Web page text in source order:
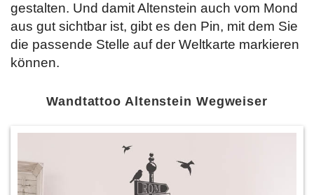
gestalten. Und damit Altenstein auch vom Mond
aus gut sichtbar ist, gibt es den Pin, mit dem Sie
die passende Stelle auf der Weltkarte markieren
können.
Wandtattoo Altenstein Wegweiser